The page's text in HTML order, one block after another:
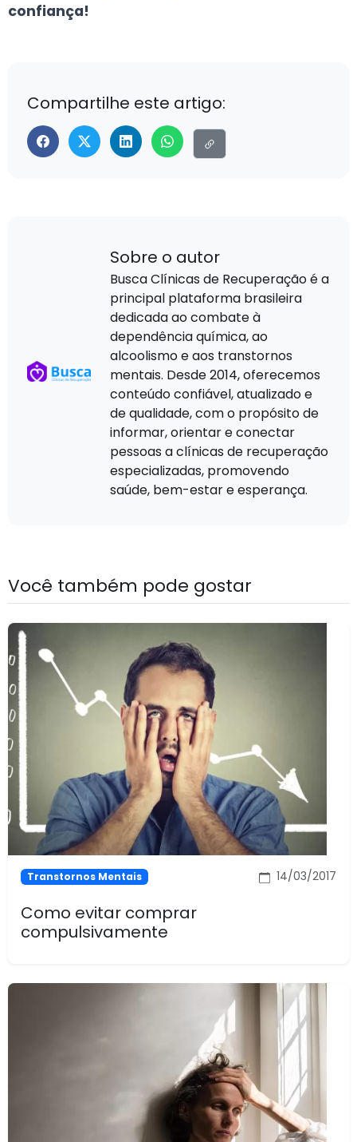
confiança!
Compartilhe este artigo:
Sobre o autor
Busca Clínicas de Recuperação é a
principal plataforma brasileira
dedicada ao combate à
dependência química, ao
alcoolismo e aos transtornos
mentais. Desde 2014, oferecemos
conteúdo confiável, atualizado e
de qualidade, com o propósito de
informar, orientar e conectar
pessoas a clínicas de recuperação
especializadas, promovendo
saúde, bem-estar e esperança.
Você também pode gostar
Transtornos Mentais 14/03/2017
Como evitar comprar
compulsivamente